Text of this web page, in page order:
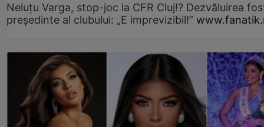
Neluțu Varga, stop-joc la CFR Cluj!? Dezvăluirea
președinte al clubului: „E imprevizibil!”